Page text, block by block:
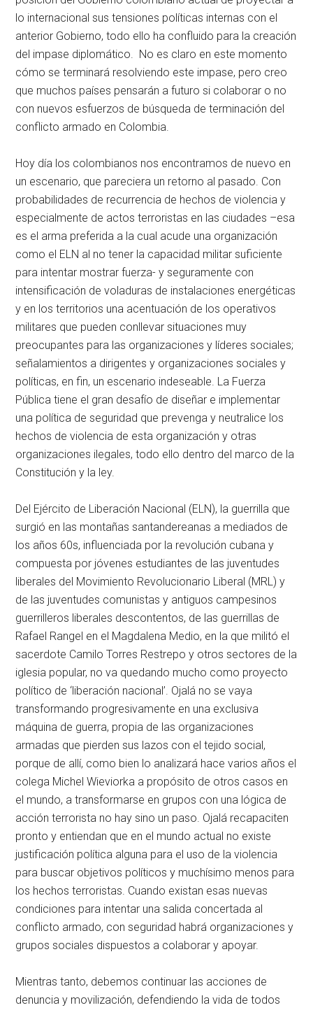
lo internacional sus tensiones políticas internas con el
anterior Gobierno, todo ello ha confluido para la creación
del impase diplomático. No es claro en este momento
cómo se terminará resolviendo este impase, pero creo
que muchos países pensarán a futuro si colaborar o no
con nuevos esfuerzos de búsqueda de terminación del
conflicto armado en Colombia.
Hoy día los colombianos nos encontramos de nuevo en
un escenario, que pareciera un retorno al pasado. Con
probabilidades de recurrencia de hechos de violencia y
especialmente de actos terroristas en las ciudades –esa
es el arma preferida a la cual acude una organización
como el ELN al no tener la capacidad militar suficiente
para intentar mostrar fuerza- y seguramente con
intensificación de voladuras de instalaciones energéticas
y en los territorios una acentuación de los operativos
militares que pueden conllevar situaciones muy
preocupantes para las organizaciones y líderes sociales;
señalamientos a dirigentes y organizaciones sociales y
políticas, en fin, un escenario indeseable. La Fuerza
Pública tiene el gran desafío de diseñar e implementar
una política de seguridad que prevenga y neutralice los
hechos de violencia de esta organización y otras
organizaciones ilegales, todo ello dentro del marco de la
Constitución y la ley.
Del Ejército de Liberación Nacional (ELN), la guerrilla que
surgió en las montañas santandereanas a mediados de
los años 60s, influenciada por la revolución cubana y
compuesta por jóvenes estudiantes de las juventudes
liberales del Movimiento Revolucionario Liberal (MRL) y
de las juventudes comunistas y antiguos campesinos
guerrilleros liberales descontentos, de las guerrillas de
Rafael Rangel en el Magdalena Medio, en la que militó el
sacerdote Camilo Torres Restrepo y otros sectores de la
iglesia popular, no va quedando mucho como proyecto
político de ‘liberación nacional’. Ojalá no se vaya
transformando progresivamente en una exclusiva
máquina de guerra, propia de las organizaciones
armadas que pierden sus lazos con el tejido social,
porque de allí, como bien lo analizará hace varios años el
colega Michel Wieviorka a propósito de otros casos en
el mundo, a transformarse en grupos con una lógica de
acción terrorista no hay sino un paso. Ojalá recapaciten
pronto y entiendan que en el mundo actual no existe
justificación política alguna para el uso de la violencia
para buscar objetivos políticos y muchísimo menos para
los hechos terroristas. Cuando existan esas nuevas
condiciones para intentar una salida concertada al
conflicto armado, con seguridad habrá organizaciones y
grupos sociales dispuestos a colaborar y apoyar.
Mientras tanto, debemos continuar las acciones de
denuncia y movilización, defendiendo la vida de todos